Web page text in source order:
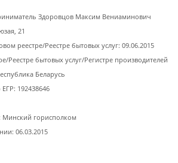
Здоровцов Максим Вениаминович
21
реестре/Реестре бытовых услуг: 09.06.2015
Реестре бытовых услуг/Регистре производителей
Беларусь
192438646
Минский горисполком
06.03.2015